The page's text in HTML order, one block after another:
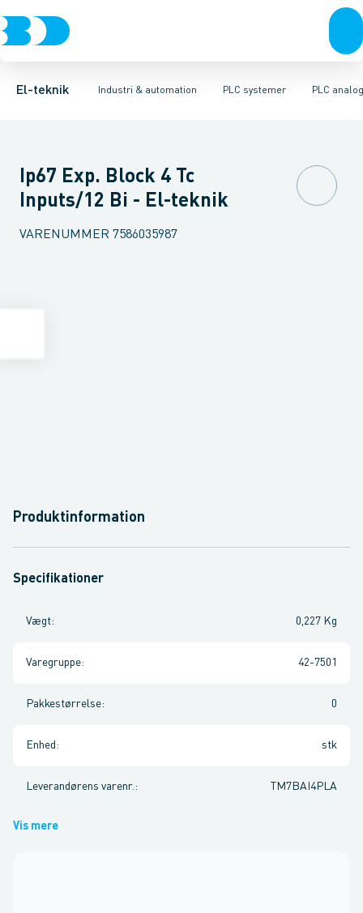
El-teknik Industri & automation
Afbrydere, stikkontakter & lampeudtagForgreningsmateriel
PLC systemer
Industristiksystemer Frekvensomformere og softstartere
PLC
Distribueret I/O - analog/digital modulPLC strømforsyning
Ip67 Exp. Block 4 Tc
Inputs/12 Bi - El-teknik
VARENUMMER 7586035987
Produktinformation
Specifikationer
Vægt: 0,227 Kg
Varegruppe: 42-7501
Pakkestørrelse: 0
Enhed : stk
Leverandørens varenr. : TM7BAI4PLA
Vis mere